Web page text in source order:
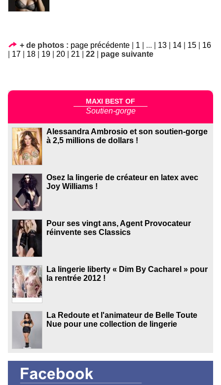
+ de photos : page précédente 1 ... 13 14 15
16
17 18 19 20 21 22 page suivante
MAXI BEST OF
Soutien-gorge
Alessandra Ambrosio et son soutien-gorge
à 2,5 millions de dollars !
Osez la lingerie de créateur en latex avec
Joy Williams !
Pour ses vingt ans, Agent Provocateur
réinvente ses Classics
La lingerie liberty « Dim By Cacharel » pour
la rentrée 2012 !
La Redoute et l'animateur de Belle Toute
Nue pour une collection de lingerie